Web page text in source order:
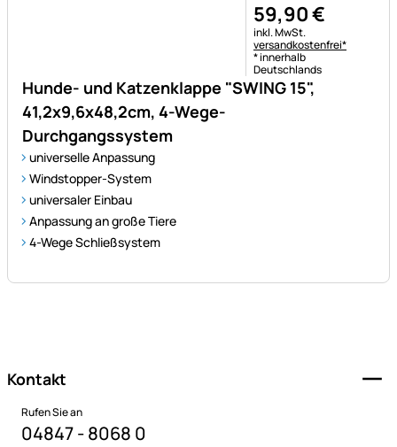
Hunde- und Katzenklappe "SWING 15",
41,2x9,6x48,2cm, 4-Wege-
Durchgangssystem
universelle Anpassung
Windstopper-System
universaler Einbau
Anpassung an große Tiere
4-Wege Schließsystem
59,90€
Steuerhinweis:
inkl. MwSt.
versandkostenfrei*
* innerhalb
Deutschlands
Kontakt
Rufen Sie an
04847 - 8068 0